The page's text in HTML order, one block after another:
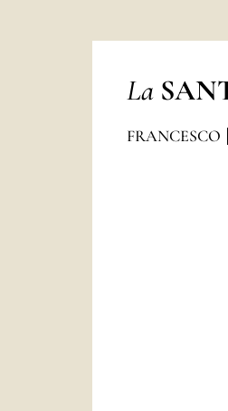
La
FRANCESCO